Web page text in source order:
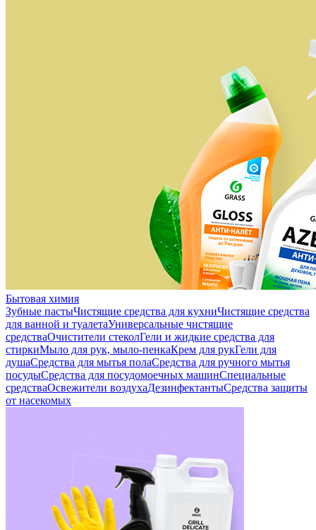
Бытовая химия
Зубные пастыЧистящие средства для кухниЧистящие средства
для ванной и туалетаУниверсальные чистящие
средстваОчистители стеколГели и жидкие средства для
стиркиМыло для рук, мыло-пенкаКрем для рукГели для
душаСредства для мытья полаСредства для ручного мытья
посудыСредства для посудомоечных машинСпециальные
средстваОсвежители воздухаДезинфектантыСредства защиты
от насекомых